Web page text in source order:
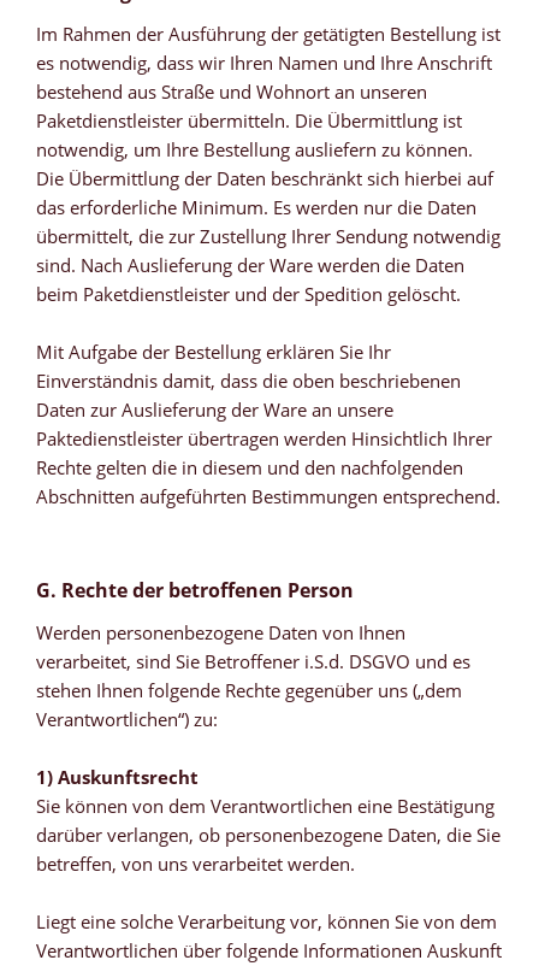
Im Rahmen der Ausführung der getätigten Bestellung ist
es notwendig, dass wir Ihren Namen und Ihre Anschrift
bestehend aus Straße und Wohnort an unseren
Paketdienstleister übermitteln. Die Übermittlung ist
notwendig, um Ihre Bestellung ausliefern zu können.
Die Übermittlung der Daten beschränkt sich hierbei auf
das erforderliche Minimum. Es werden nur die Daten
übermittelt, die zur Zustellung Ihrer Sendung notwendig
sind. Nach Auslieferung der Ware werden die Daten
beim Paketdienstleister und der Spedition gelöscht.
Mit Aufgabe der Bestellung erklären Sie Ihr
Einverständnis damit, dass die oben beschriebenen
Daten zur Auslieferung der Ware an unsere
Paktedienstleister übertragen werden Hinsichtlich Ihrer
Rechte gelten die in diesem und den nachfolgenden
Abschnitten aufgeführten Bestimmungen entsprechend.
G. Rechte der betroffenen Person
Werden personenbezogene Daten von Ihnen
verarbeitet, sind Sie Betroffener i.S.d. DSGVO und es
stehen Ihnen folgende Rechte gegenüber uns („dem
Verantwortlichen“) zu:
1) Auskunftsrecht
Sie können von dem Verantwortlichen eine Bestätigung
darüber verlangen, ob personenbezogene Daten, die Sie
betreffen, von uns verarbeitet werden.
Liegt eine solche Verarbeitung vor, können Sie von dem
Verantwortlichen über folgende Informationen Auskunft